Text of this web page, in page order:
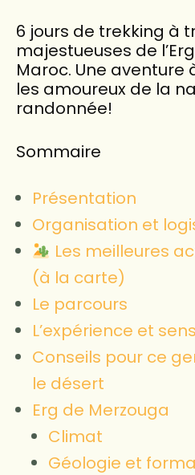
6 jours de trekking à
majestueuses de
Maroc. Une aventure
les amoureux de la
randonnée!
Sommaire
Présentation
Organisation et
Les meilleures
(à la carte)
Le parcours
L’expérience et
Conseils pour ce
le désert
Erg de Merzouga
Climat
Géologie et